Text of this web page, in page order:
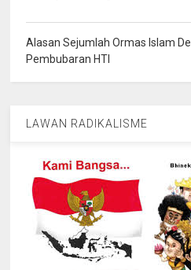
Alasan Sejumlah Ormas Islam
Pembubaran HTI
LAWAN RADIKALISME